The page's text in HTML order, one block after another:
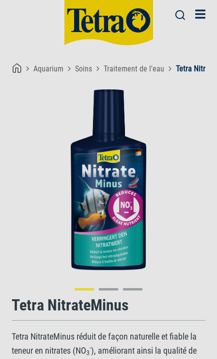
Aquarium Soins Traitement de l'eau Tetra
Tetra NitrateMinus
Tetra NitrateMinus réduit de façon naturelle et fiable la
teneur en nitrates (NO3
-), améliorant ainsi la qualité de